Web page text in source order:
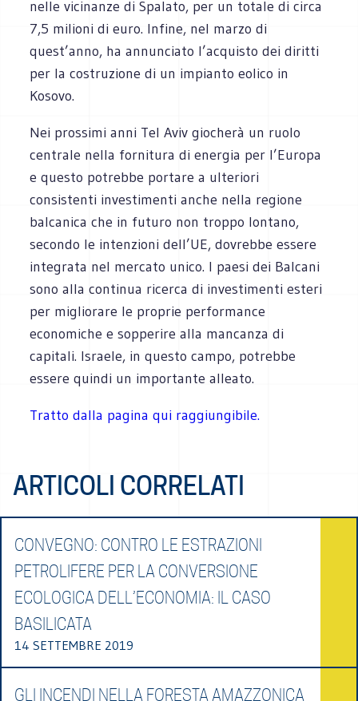
nelle vicinanze di Spalato, per un totale di circa
7,5 milioni di euro. Infine, nel marzo di
‎quest’anno, ha annunciato l’acquisto dei diritti
per la costruzione di un impianto eolico in
Kosovo. ‎
Nei prossimi anni Tel Aviv giocherà un ruolo
centrale nella fornitura di energia per l’Europa
e ‎questo potrebbe portare a ulteriori
consistenti investimenti anche nella regione
balcanica che in ‎futuro non troppo lontano,
secondo le intenzioni dell’UE, dovrebbe essere
integrata nel mercato ‎unico. I paesi dei Balcani
sono alla continua ricerca di investimenti esteri
per migliorare le proprie ‎performance
economiche e sopperire alla mancanza di
capitali. Israele, in questo campo, potrebbe
‎essere quindi un importante alleato.
Tratto dalla pagina qui raggiungibile.
ARTICOLI CORRELATI
CONVEGNO: CONTRO LE ESTRAZIONI
PETROLIFERE PER LA CONVERSIONE
ECOLOGICA DELL’ECONOMIA: IL CASO
BASILICATA
14 SETTEMBRE 2019
GLI INCENDI NELLA FORESTA AMAZZONICA